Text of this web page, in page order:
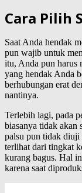
Cara Pilih
Saat Anda hendak
pun wajib untuk
itu, Anda pun harus
yang hendak Anda
berhubungan erat
nantinya.
Terlebih lagi, pada
biasanya tidak akan
palsu pun tidak diuji
terlihat dari tingkat
kurang bagus. Hal
karena saat